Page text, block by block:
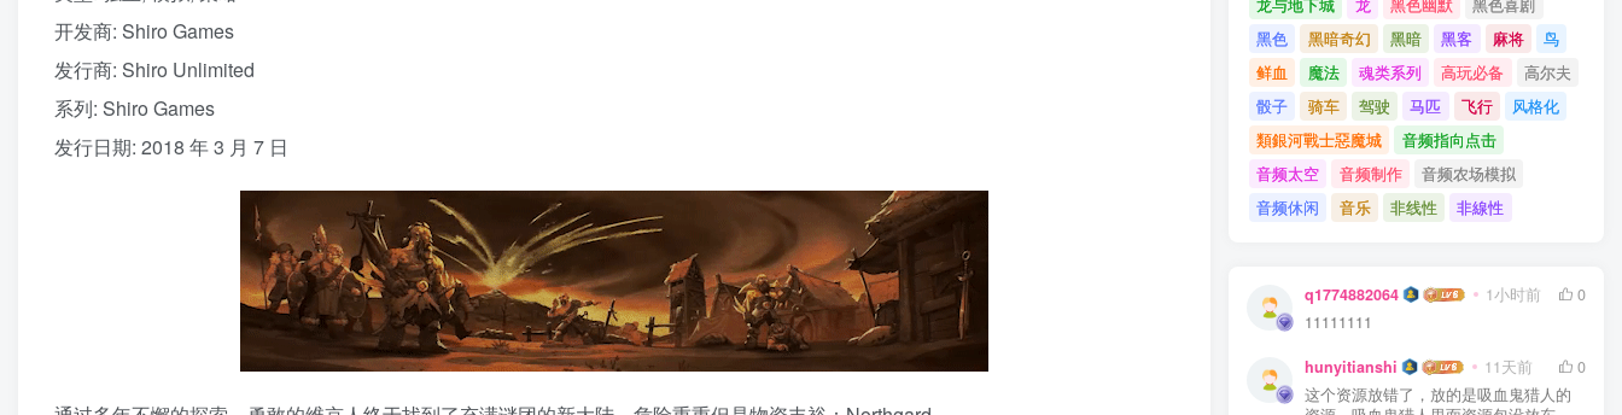
开发商: Shiro Games
发行商: Shiro Unlimited
系列: Shiro Games
发行日期: 2018 年 3 月 7 日
龙与地下城 龙 黑色幽默
黑色喜剧
黑色
黑暗奇幻 黑暗 黑客 麻将
鸟
鲜血
魔法 魂类系列 高玩必备
高尔夫
骰子
骑车 驾驶 马匹 飞行
风格化
類銀河戰士惡魔城
音频指向点击
音频太空
音频制作
音频农场模拟
音频休闲
音乐 非线性 非線性
q1774882064 1小时前
0
11111111
hunyitianshi 11天前
0
这个资源放错了，放的是吸血鬼猎人的